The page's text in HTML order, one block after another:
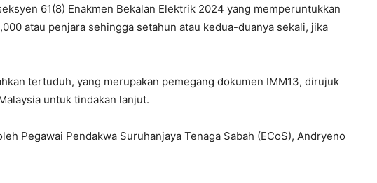
61(8) Enakmen Bekalan Elektrik 2024 yang memperuntukkan
atau penjara sehingga setahun atau kedua-duanya sekali, jika
tertuduh, yang merupakan pemegang dokumen IMM13, dirujuk
untuk tindakan lanjut.
Pegawai Pendakwa Suruhanjaya Tenaga Sabah (ECoS), Andryeno